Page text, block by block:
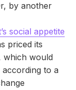
by another
social appetite
priced its
which would
to a